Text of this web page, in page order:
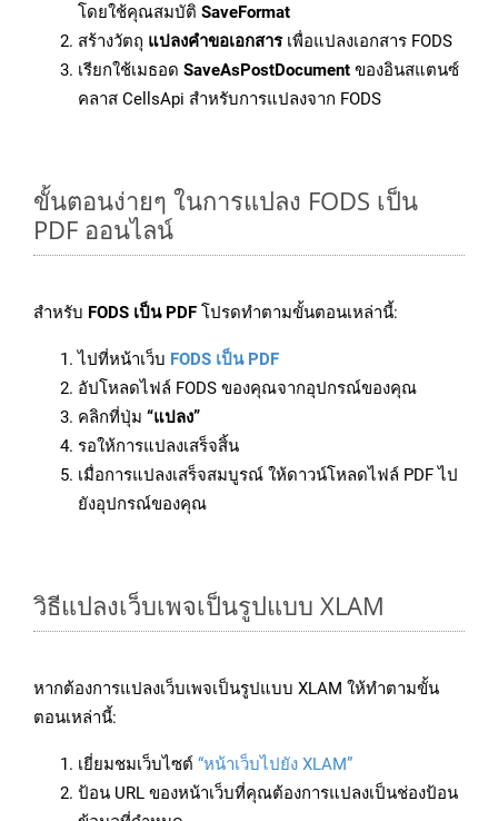
โดยใช้คุณสมบัติ SaveFormat
สร้างวัตถุ แปลงคำขอเอกสารเพื่อแปลงเอกสาร FODS
เรียกใช้เมธอด SaveAsPostDocument ของอินสแตนซ์
คลาส CellsApi สำหรับการแปลงจาก FODS
ขั้นตอนง่ายๆ ในการแปลง FODS เป็น
PDF ออนไลน์
สำหรับ FODS เป็น PDF โปรดทำตามขั้นตอนเหล่านี้:
ไปที่หน้าเว็บ FODS เป็น PDF
อัปโหลดไฟล์ FODS ของคุณจากอุปกรณ์ของคุณ
คลิกที่ปุ่ม “แปลง”
รอให้การแปลงเสร็จสิ้น
เมื่อการแปลงเสร็จสมบูรณ์ ให้ดาวน์โหลดไฟล์ PDF ไป
ยังอุปกรณ์ของคุณ
วิธีแปลงเว็บเพจเป็นรูปแบบ XLAM
หากต้องการแปลงเว็บเพจเป็นรูปแบบ XLAM ให้ทำตามขั้น
ตอนเหล่านี้:
เยี่ยมชมเว็บไซต์ “หน้าเว็บไปยัง XLAM”
ป้อน URL ของหน้าเว็บที่คุณต้องการแปลงเป็นช่องป้อน